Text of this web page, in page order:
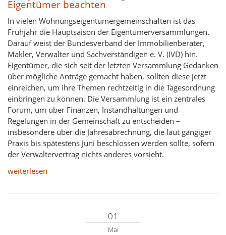
Eigentümer beachten
In vielen Wohnungseigentümergemeinschaften ist das
Frühjahr die Hauptsaison der Eigentümerversammlungen.
Darauf weist der Bundesverband der Immobilienberater,
Makler, Verwalter und Sachverständigen e. V. (IVD) hin.
Eigentümer, die sich seit der letzten Versammlung Gedanken
über mögliche Anträge gemacht haben, sollten diese jetzt
einreichen, um ihre Themen rechtzeitig in die Tagesordnung
einbringen zu können. Die Versammlung ist ein zentrales
Forum, um über Finanzen, Instandhaltungen und
Regelungen in der Gemeinschaft zu entscheiden –
insbesondere über die Jahresabrechnung, die laut gängiger
Praxis bis spätestens Juni beschlossen werden sollte, sofern
der Verwaltervertrag nichts anderes vorsieht.
weiterlesen
01
Mai